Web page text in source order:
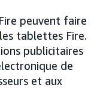
peuvent faire
tablettes Fire.
publicitaires
de
et aux